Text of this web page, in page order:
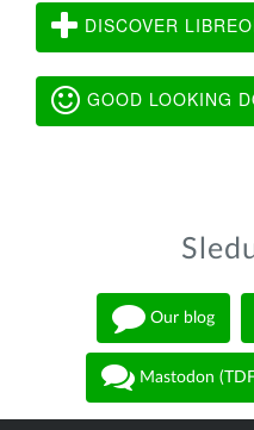
DISCOVER
GOOD LOOKING
Our blog
Mastodon